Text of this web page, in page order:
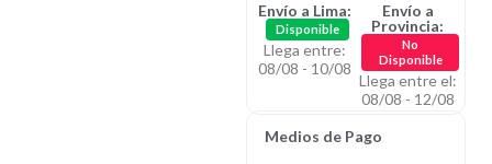
Envío a Lima:
Disponible
Llega entre:
08/08 - 10/08
Envío a
Provincia:
No
Disponible
Llega entre el:
08/08 - 12/08
Medios de Pago